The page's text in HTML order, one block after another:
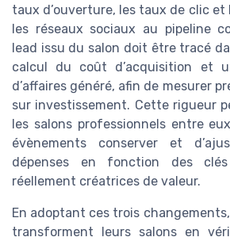
taux d’ouverture, les taux de clic
les réseaux sociaux au pipeline
lead issu du salon doit être tracé
calcul du coût d’acquisition et
d’affaires généré, afin de mesurer
sur investissement. Cette rigueur
les salons professionnels entre
évènements conserver et
dépenses en fonction des
réellement créatrices de valeur.
En adoptant ces trois
transforment leurs salons en